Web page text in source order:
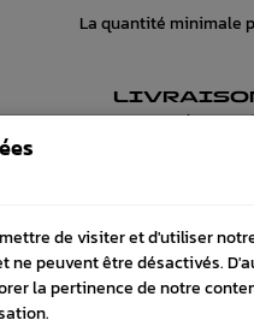
La quantité minimale
Commande avant
de visiter et d'utiliser
peuvent être désactivés.
la pertinence de notre